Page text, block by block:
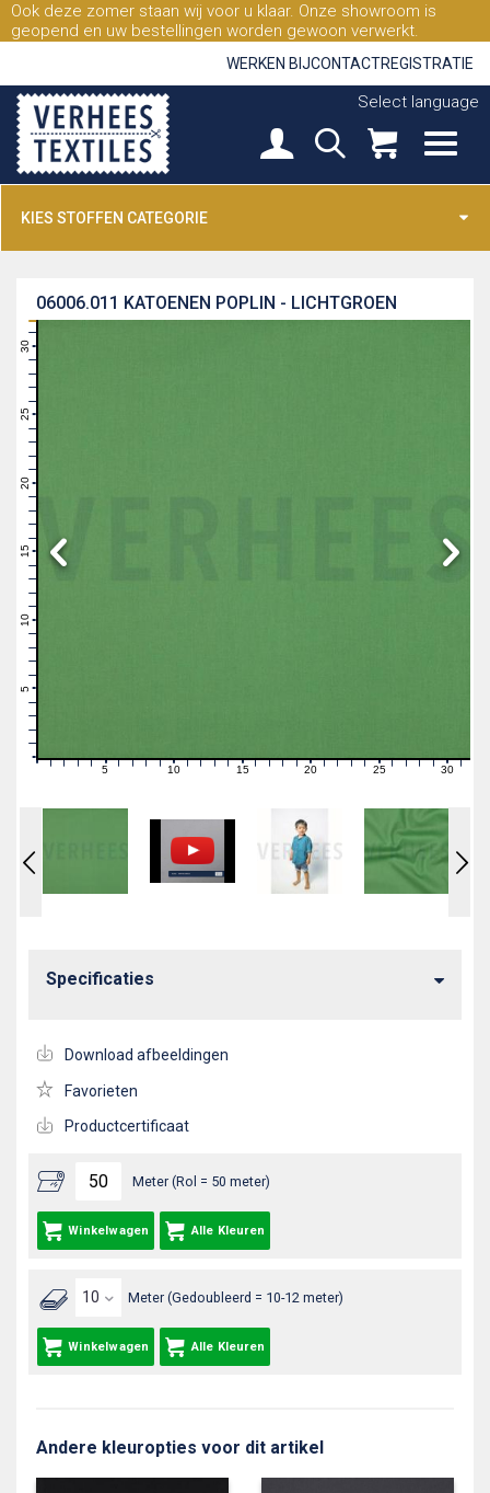
Ook deze zomer staan wij voor u klaar. Onze showroom is
geopend en uw bestellingen worden gewoon verwerkt.
WERKEN BIJCONTACTREGISTRATIE
Select language
KIES STOFFEN CATEGORIE
KATOENEN POPLIN - LICHTGROEN
06006.011
11
16
21
26
1 2 3 4 6 7 89 11121314 16171819 21222324 26272829 31
Meter (Rol = 50 meter)
Winkelwagen Alle Kleuren
Meter (Gedoubleerd = 10-12 meter)
Winkelwagen Alle Kleuren
Specificaties
Download afbeeldingen
Favorieten
Productcertificaat
Andere kleuropties voor dit artikel